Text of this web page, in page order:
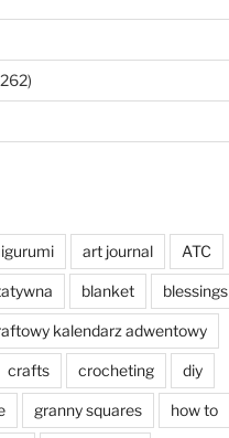
art journal ATC
blanket blessings
kalendarz adwentowy
crafts crocheting diy
granny squares how to